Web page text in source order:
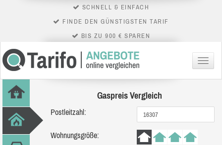
SCHNELL & EINFACH
FINDE DEN GÜNSTIGSTEN TARIF
BIS ZU 900 € SPAREN
Menü
Gaspreis Vergleich
Postleitzahl:
Wohnungsgröße: